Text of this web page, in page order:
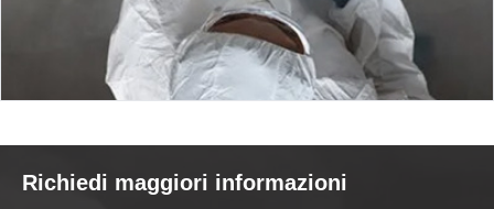
Richiedi maggiori informazioni